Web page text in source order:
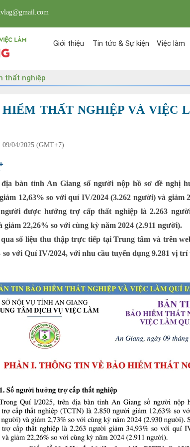
Giới thiệu Tin tức & Sự kiện Việc làm
thất nghiệp
THẤT NGHIỆP VÀ VIỆC
04/2025 (GMT+7)
bàn tỉnh An Giang số người nộp hồ sơ đề nghị
12,63% so với quí IV/2024 (3.262 người) và giảm
người được hưởng trợ cấp thất nghiệp là 2.263
giảm 22,26% so với cùng kỳ năm 2024 (2.911 người).
số liệu thu thập trực tiếp tại Trung tâm và trên
so với Quí IV/2024, với nhu cầu tuyển dụng 9.281 vị trí